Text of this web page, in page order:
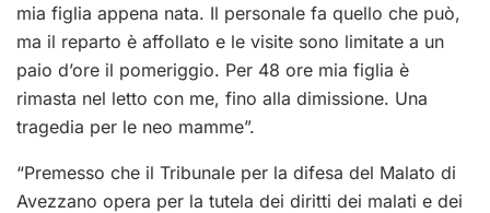
mia figlia appena nata. Il personale fa quello che può,
ma il reparto è affollato e le visite sono limitate a un
paio d’ore il pomeriggio. Per 48 ore mia figlia è
rimasta nel letto con me, fino alla dimissione. Una
tragedia per le neo mamme”.
“Premesso che il Tribunale per la difesa del Malato di
Avezzano opera per la tutela dei diritti dei malati e dei